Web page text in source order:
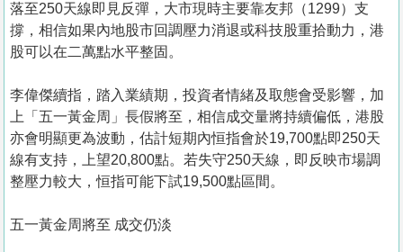
落至250天線即見反彈，大市現時主要靠友邦（1299）支
撐，相信如果內地股市回調壓力消退或科技股重拾動力，港
股可以在二萬點水平整固。
李偉傑續指，踏入業績期，投資者情緒及取態會受影響，加
上「五一黃金周」長假將至，相信成交量將持續偏低，港股
亦會明顯更為波動，估計短期內恒指會於19,700點即250天
線有支持，上望20,800點。若失守250天線，即反映市場調
整壓力較大，恒指可能下試19,500點區間。
五一黃金周將至 成交仍淡